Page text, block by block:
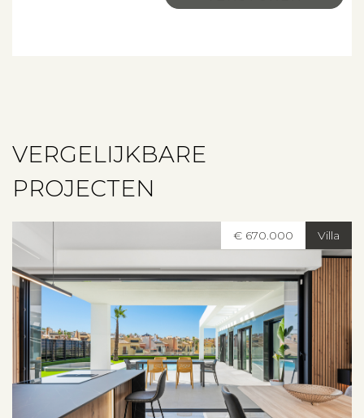
VERGELIJKBARE
PROJECTEN
Villa
€ 670.000